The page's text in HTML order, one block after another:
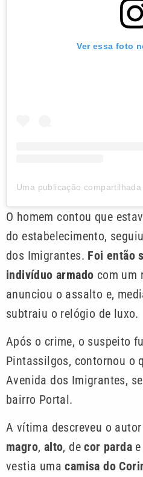
Ver essa foto
O homem contou que
do estabelecimento,
dos Imigrantes. Foi então
indivíduo armado com um
anunciou o assalto e,
subtraiu o relógio de luxo.
Após o crime, o suspeito
Pintassilgos, contornou o
Avenida dos Imigrantes,
bairro Portal.
A vítima descreveu o
magro, alto, decor parda
vestia umacamisa do